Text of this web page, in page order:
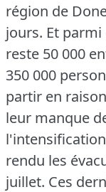
région de
jours. Et
reste 50 000
350 000
partir en
leur manque
rendu les
juillet. Ces